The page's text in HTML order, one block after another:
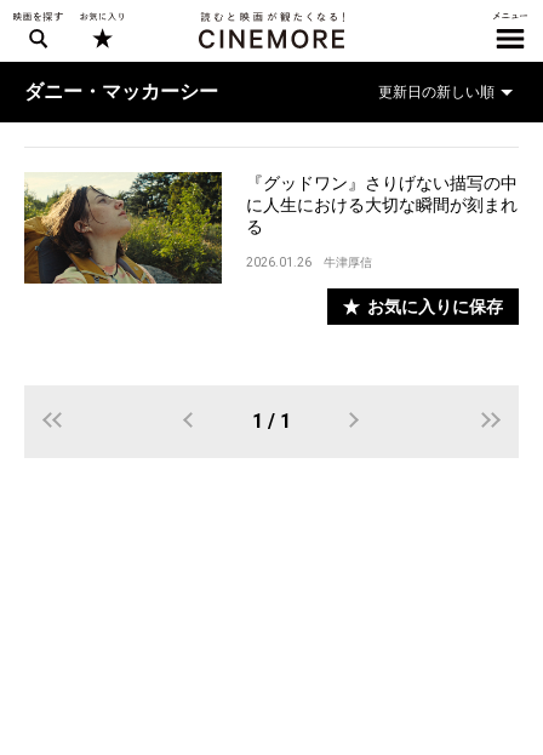
ダニー・マッカーシー
『グッドワン』さりげない描写の中
に人生における大切な瞬間が刻まれ
る
2026.01.26 牛津厚信
お気に入りに保存
1 / 1